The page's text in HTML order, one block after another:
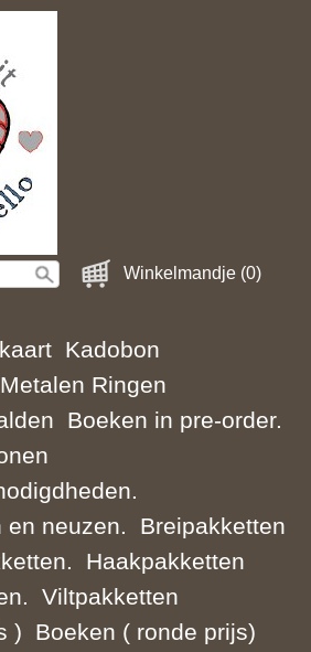
Winkelmandje (0)
Kadobon
Metalen Ringen
Boeken in pre-order.
neuzen.
Breipakketten
Haakpakketten
Viltpakketten
)
Boeken ( ronde prijs)